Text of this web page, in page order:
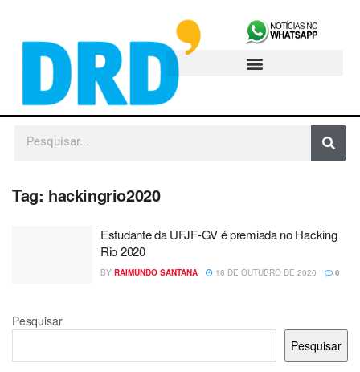
Tag: hackingrio2020
Estudante da UFJF-GV é premiada no Hacking
Rio 2020
BY RAIMUNDO SANTANA 18 DE OUTUBRO DE 2020 0
Pesquisar
Pesquisar